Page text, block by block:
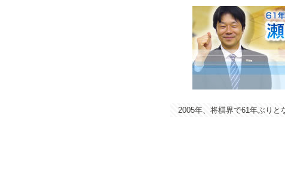
2005年、将棋界で61年ぶり